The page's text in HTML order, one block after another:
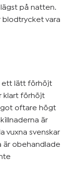
på natten.
blodtrycket vara
ett lätt förhöjt
klart förhöjt
oftare högt
är
vuxna svenskar
är obehandlade